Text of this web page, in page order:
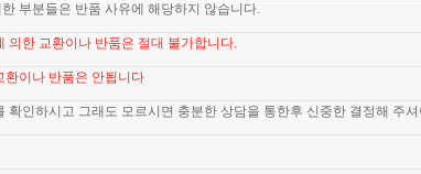
부분들은 반품 사유에 해당하지 않습니다.
의한 교환이나 반품은 절대 불가합니다.
환이나 반품은 안됩니다
확인하시고 그래도 모르시면 충분한 상담을 통한후 신중한 결정해 주